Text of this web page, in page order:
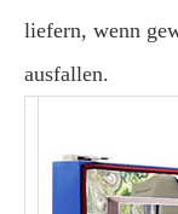
liefern, wenn
ausfallen.